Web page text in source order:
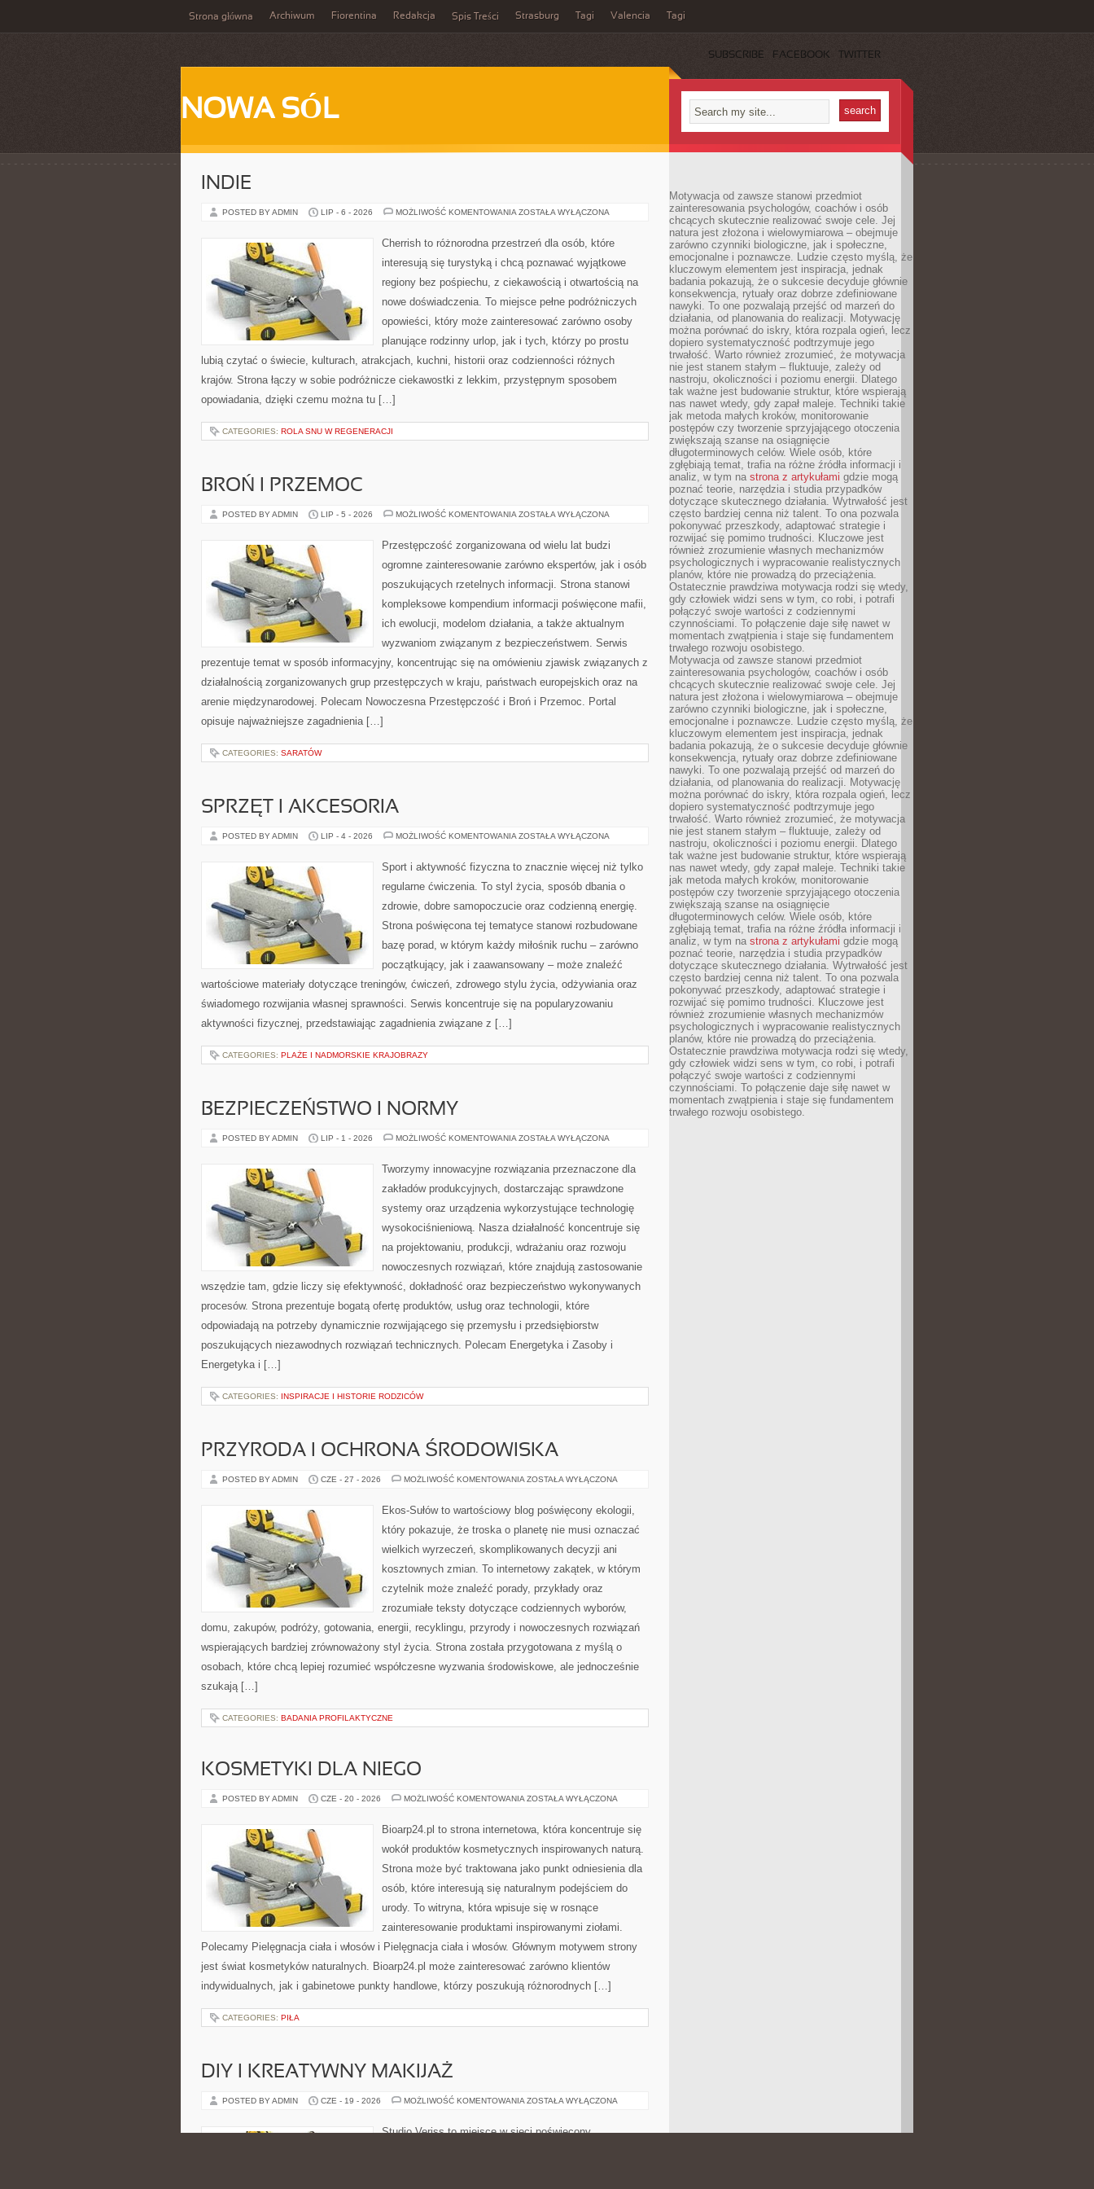
Strona główna Archiwum Fiorentina Redakcja Spis Treści Strasburg Tagi Valencia Tagi
SUBSCRIBE FACEBOOK TWITTER
NOWA SÓL
INDIE
POSTED BY ADMIN LIP - 6 - 2026 MOŻLIWOŚĆ KOMENTOWANIA INDIE
ZOSTAŁA WYŁĄCZONA
Cherrish to różnorodna przestrzeń dla osób, które
interesują się turystyką i chcą poznawać wyjątkowe
regiony bez pośpiechu, z ciekawością i otwartością na
nowe doświadczenia. To miejsce pełne podróżniczych
opowieści, który może zainteresować zarówno osoby
planujące rodzinny urlop, jak i tych, którzy po prostu
lubią czytać o świecie, kulturach, atrakcjach, kuchni, historii oraz codzienności różnych
krajów. Strona łączy w sobie podróżnicze ciekawostki z lekkim, przystępnym sposobem
opowiadania, dzięki czemu można tu […]
CATEGORIES: ROLA SNU W REGENERACJI
BROŃ I PRZEMOC
POSTED BY ADMIN LIP - 5 - 2026 MOŻLIWOŚĆ KOMENTOWANIA BROŃ
ZOSTAŁA WYŁĄCZONA
Przestępczość zorganizowana od wielu lat budzi
ogromne zainteresowanie zarówno ekspertów, jak i osób
poszukujących rzetelnych informacji. Strona stanowi
kompleksowe kompendium informacji poświęcone mafii,
ich ewolucji, modelom działania, a także aktualnym
wyzwaniom związanym z bezpieczeństwem. Serwis
prezentuje temat w sposób informacyjny, koncentrując się na omówieniu zjawisk związanych z
działalnością zorganizowanych grup przestępczych w kraju, państwach europejskich oraz na
arenie międzynarodowej. Polecam Nowoczesna Przestępczość i Broń i Przemoc. Portal
opisuje najważniejsze zagadnienia […]
CATEGORIES: SARATÓW
SPRZĘT I AKCESORIA
POSTED BY ADMIN LIP - 4 - 2026 MOŻLIWOŚĆ KOMENTOWANIA SPRZĘT
ZOSTAŁA WYŁĄCZONA
Sport i aktywność fizyczna to znacznie więcej niż tylko
regularne ćwiczenia. To styl życia, sposób dbania o
zdrowie, dobre samopoczucie oraz codzienną energię.
Strona poświęcona tej tematyce stanowi rozbudowane
bazę porad, w którym każdy miłośnik ruchu – zarówno
początkujący, jak i zaawansowany – może znaleźć
wartościowe materiały dotyczące treningów, ćwiczeń, zdrowego stylu życia, odżywiania oraz
świadomego rozwijania własnej sprawności. Serwis koncentruje się na popularyzowaniu
aktywności fizycznej, przedstawiając zagadnienia związane z […]
CATEGORIES: PLAŻE I NADMORSKIE KRAJOBRAZY
BEZPIECZEŃSTWO I NORMY
POSTED BY ADMIN LIP - 1 - 2026 MOŻLIWOŚĆ KOMENTOWANIA BEZPIECZEŃSTWO
ZOSTAŁA WYŁĄCZONA
Tworzymy innowacyjne rozwiązania przeznaczone dla
zakładów produkcyjnych, dostarczając sprawdzone
systemy oraz urządzenia wykorzystujące technologię
wysokociśnieniową. Nasza działalność koncentruje się
na projektowaniu, produkcji, wdrażaniu oraz rozwoju
nowoczesnych rozwiązań, które znajdują zastosowanie
wszędzie tam, gdzie liczy się efektywność, dokładność oraz bezpieczeństwo wykonywanych
procesów. Strona prezentuje bogatą ofertę produktów, usług oraz technologii, które
odpowiadają na potrzeby dynamicznie rozwijającego się przemysłu i przedsiębiorstw
poszukujących niezawodnych rozwiązań technicznych. Polecam Energetyka i Zasoby i
Energetyka i […]
CATEGORIES: INSPIRACJE I HISTORIE RODZICÓW
PRZYRODA I OCHRONA ŚRODOWISKA
POSTED BY ADMIN CZE - 27 - 2026 MOŻLIWOŚĆ KOMENTOWANIA PRZYRODA
ŚRODOWISKA
ZOSTAŁA WYŁĄCZONA
Ekos-Sułów to wartościowy blog poświęcony ekologii,
który pokazuje, że troska o planetę nie musi oznaczać
wielkich wyrzeczeń, skomplikowanych decyzji ani
kosztownych zmian. To internetowy zakątek, w którym
czytelnik może znaleźć porady, przykłady oraz
zrozumiałe teksty dotyczące codziennych wyborów,
domu, zakupów, podróży, gotowania, energii, recyklingu, przyrody i nowoczesnych rozwiązań
wspierających bardziej zrównoważony styl życia. Strona została przygotowana z myślą o
osobach, które chcą lepiej rozumieć współczesne wyzwania środowiskowe, ale jednocześnie
szukają […]
CATEGORIES: BADANIA PROFILAKTYCZNE
KOSMETYKI DLA NIEGO
POSTED BY ADMIN CZE - 20 - 2026 MOŻLIWOŚĆ KOMENTOWANIA KOSMETYKI
ZOSTAŁA WYŁĄCZONA
Bioarp24.pl to strona internetowa, która koncentruje się
wokół produktów kosmetycznych inspirowanych naturą.
Strona może być traktowana jako punkt odniesienia dla
osób, które interesują się naturalnym podejściem do
urody. To witryna, która wpisuje się w rosnące
zainteresowanie produktami inspirowanymi ziołami.
Polecamy Pielęgnacja ciała i włosów i Pielęgnacja ciała i włosów. Głównym motywem strony
jest świat kosmetyków naturalnych. Bioarp24.pl może zainteresować zarówno klientów
indywidualnych, jak i gabinetowe punkty handlowe, którzy poszukują różnorodnych […]
CATEGORIES: PIŁA
DIY I KREATYWNY MAKIJAŻ
POSTED BY ADMIN CZE - 19 - 2026 MOŻLIWOŚĆ KOMENTOWANIA DIY
MAKIJAŻ
ZOSTAŁA WYŁĄCZONA
Studio Veriss to miejsce w sieci poświęcony
Motywacja od zawsze stanowi przedmiot
zainteresowania psychologów, coachów i osób
chcących skutecznie realizować swoje cele. Jej
natura jest złożona i wielowymiarowa – obejmuje
zarówno czynniki biologiczne, jak i społeczne,
emocjonalne i poznawcze. Ludzie często myślą, że
kluczowym elementem jest inspiracja, jednak
badania pokazują, że o sukcesie decyduje głównie
konsekwencja, rytuały oraz dobrze zdefiniowane
nawyki. To one pozwalają przejść od marzeń do
działania, od planowania do realizacji. Motywację
można porównać do iskry, która rozpala ogień, lecz
dopiero systematyczność podtrzymuje jego
trwałość. Warto również zrozumieć, że motywacja
nie jest stanem stałym – fluktuuje, zależy od
nastroju, okoliczności i poziomu energii. Dlatego
tak ważne jest budowanie struktur, które wspierają
nas nawet wtedy, gdy zapał maleje. Techniki takie
jak metoda małych kroków, monitorowanie
postępów czy tworzenie sprzyjającego otoczenia
zwiększają szanse na osiągnięcie
długoterminowych celów. Wiele osób, które
zgłębiają temat, trafia na różne źródła informacji i
analiz, w tym na strona z artykułami gdzie mogą
poznać teorie, narzędzia i studia przypadków
dotyczące skutecznego działania. Wytrwałość jest
często bardziej cenna niż talent. To ona pozwala
pokonywać przeszkody, adaptować strategie i
rozwijać się pomimo trudności. Kluczowe jest
również zrozumienie własnych mechanizmów
psychologicznych i wypracowanie realistycznych
planów, które nie prowadzą do przeciążenia.
Ostatecznie prawdziwa motywacja rodzi się wtedy,
gdy człowiek widzi sens w tym, co robi, i potrafi
połączyć swoje wartości z codziennymi
czynnościami. To połączenie daje siłę nawet w
momentach zwątpienia i staje się fundamentem
trwałego rozwoju osobistego.
Motywacja od zawsze stanowi przedmiot
zainteresowania psychologów, coachów i osób
chcących skutecznie realizować swoje cele. Jej
natura jest złożona i wielowymiarowa – obejmuje
zarówno czynniki biologiczne, jak i społeczne,
emocjonalne i poznawcze. Ludzie często myślą, że
kluczowym elementem jest inspiracja, jednak
badania pokazują, że o sukcesie decyduje głównie
konsekwencja, rytuały oraz dobrze zdefiniowane
nawyki. To one pozwalają przejść od marzeń do
działania, od planowania do realizacji. Motywację
można porównać do iskry, która rozpala ogień, lecz
dopiero systematyczność podtrzymuje jego
trwałość. Warto również zrozumieć, że motywacja
nie jest stanem stałym – fluktuuje, zależy od
nastroju, okoliczności i poziomu energii. Dlatego
tak ważne jest budowanie struktur, które wspierają
nas nawet wtedy, gdy zapał maleje. Techniki takie
jak metoda małych kroków, monitorowanie
postępów czy tworzenie sprzyjającego otoczenia
zwiększają szanse na osiągnięcie
długoterminowych celów. Wiele osób, które
zgłębiają temat, trafia na różne źródła informacji i
analiz, w tym na strona z artykułami gdzie mogą
poznać teorie, narzędzia i studia przypadków
dotyczące skutecznego działania. Wytrwałość jest
często bardziej cenna niż talent. To ona pozwala
pokonywać przeszkody, adaptować strategie i
rozwijać się pomimo trudności. Kluczowe jest
również zrozumienie własnych mechanizmów
psychologicznych i wypracowanie realistycznych
planów, które nie prowadzą do przeciążenia.
Ostatecznie prawdziwa motywacja rodzi się wtedy,
gdy człowiek widzi sens w tym, co robi, i potrafi
połączyć swoje wartości z codziennymi
czynnościami. To połączenie daje siłę nawet w
momentach zwątpienia i staje się fundamentem
trwałego rozwoju osobistego.